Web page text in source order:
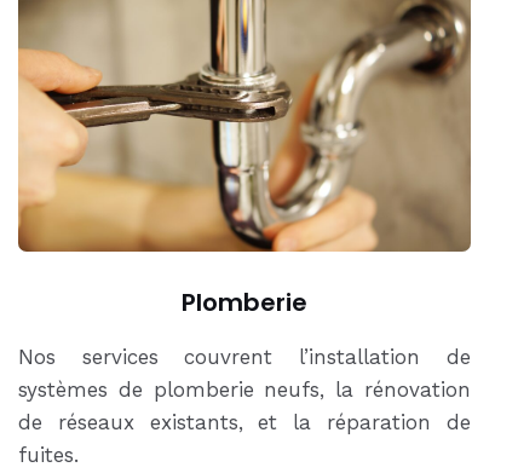
Plomberie
Nos services couvrent l’installation de
systèmes de plomberie neufs, la rénovation
de réseaux existants, et la réparation de
fuites.